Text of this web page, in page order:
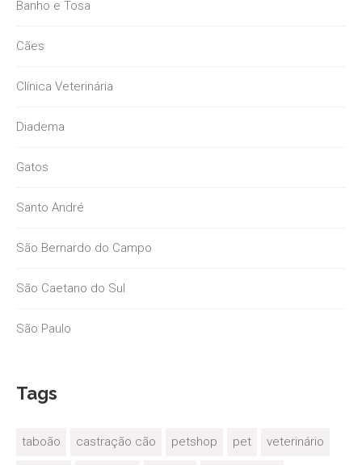
Banho e Tosa
Cães
Clínica Veterinária
Diadema
Gatos
Santo André
São Bernardo do Campo
São Caetano do Sul
São Paulo
Tags
taboão castração cão petshop pet veterinário